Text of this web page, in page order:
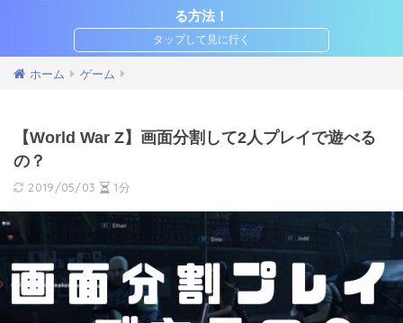
る方法！
ホーム ゲーム
【World War Z】画面分割して2人プレイで遊べる
の？
2019/05/03 1分